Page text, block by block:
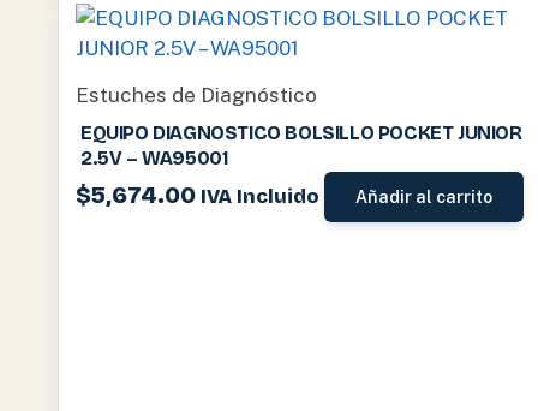
Estuches de Diagnóstico
EQUIPO DIAGNOSTICO BOLSILLO POCKET JUNIOR
2.5V – WA95001
$5,674.00 IVA Incluido Añadir al carrito